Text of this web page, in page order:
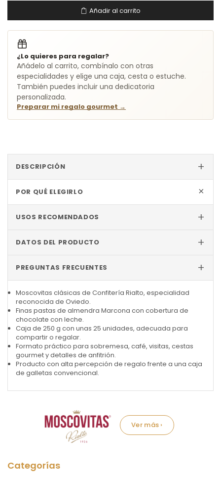
Añadir al carrito
¿Lo quieres para regalar?
Añádelo al carrito, combínalo con otras
especialidades y elige una caja, cesta o estuche.
También puedes incluir una dedicatoria
personalizada.
Preparar mi regalo gourmet →
DESCRIPCIÓN +
POR QUÉ ELEGIRLO +
Moscovitas clásicas de Confitería Rialto, especialidad
reconocida de Oviedo.
Finas pastas de almendra Marcona con cobertura de
chocolate con leche.
Caja de 250 g con unas 25 unidades, adecuada para
compartir o regalar.
Formato práctico para sobremesa, café, visitas, cestas
gourmet y detalles de anfitrión.
Producto con alta percepción de regalo frente a una caja
de galletas convencional.
USOS RECOMENDADOS +
DATOS DEL PRODUCTO +
PREGUNTAS FRECUENTES +